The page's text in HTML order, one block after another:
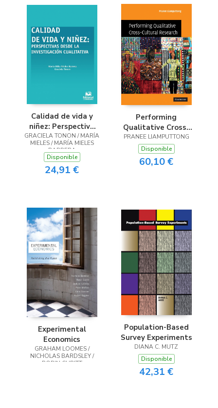
Librería Proteo
(Málaga)
Calidad de vida y
niñez: Perspectiva
desde la
investigación
cualitativa
GRACIELA TONON / MARÍA
MIELES / MARÍA MIELES
BARRERA
Disponible
24,91 €
Performing
Qualitative Cross-
Cultural Research
PRANEE LIAMPUTTONG
Disponible
60,10 €
Experimental
Economics
GRAHAM LOOMES /
NICHOLAS BARDSLEY /
ROBIN CUBITT
Population-Based
Survey Experiments
DIANA C. MUTZ
Disponible
42,31 €